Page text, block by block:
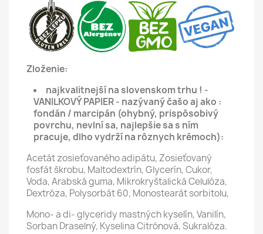
Zloženie:
najkvalitnejší na slovenskom trhu ! -
VANILKOVÝ PAPIER - nazývaný čašo aj ako :
fondán / marcipán (ohybný, prispôsobivý
povrchu, nevlní sa, najlepšie sa s ním
pracuje, dlho vydrží na rôznych krémoch):
Acetát zosieťovaného adipátu, Zosieťovaný
fosfát škrobu, Maltodextrín, Glycerín, Cukor,
Voda, Arabská guma, Mikrokryštalická Celulóza,
Dextróza, Polysorbát 60, Monostearát sorbitolu,
Mono- a di- glyceridy mastných kyselín, Vanilín,
Sorban Draselný, Kyselina Citrónová, Sukralóza.